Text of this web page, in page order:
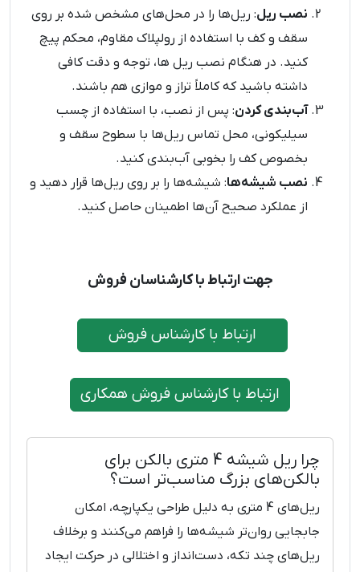
نصب ریل: ریل‌ها را در محل‌های مشخص شده بر روی
سقف و کف با استفاده از رولپلاک مقاوم، محکم پیچ
کنید. در هنگام نصب ریل ها، توجه و دقت کافی
داشته باشید که کاملاً تراز و موازی هم باشند.
آب‌بندی کردن: پس از نصب، با استفاده از چسب
سیلیکونی، محل تماس ریل‌ها با سطوح سقف و
بخصوص کف را بخوبی آب‌بندی کنید.
نصب شیشه‌ها: شیشه‌ها را بر روی ریل‌ها قرار دهید و
از عملکرد صحیح آن‌ها اطمینان حاصل کنید.
جهت ارتباط با کارشناسان فروش
ارتباط با کارشناس فروش
ارتباط با کارشناس فروش همکاری
چرا ریل شیشه 4 متری بالکن برای
بالکن‌های بزرگ مناسب‌تر است؟
ریل‌های 4 متری به دلیل طراحی یکپارچه، امکان
جابجایی روان‌تر شیشه‌ها را فراهم می‌کنند و برخلاف
ریل‌های چند تکه، دست‌انداز و اختلالی در حرکت ایجاد